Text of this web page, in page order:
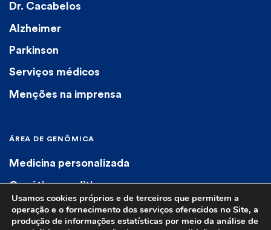
Dr. Cacabelos
Alzheimer
Parkinson
Serviços médicos
Menções na imprensa
ÁREA DE GENÔMICA
Medicina personalizada
Genética preditiva
Genética diagnóstica
Usamos cookies próprios e de terceiros que permitem a
operação e o fornecimento dos serviços oferecidos no Site, a
produção de informações estatísticas por meio da análise de